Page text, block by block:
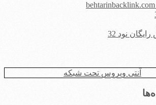
نود 32
آنتی ویروس تحت شبکه